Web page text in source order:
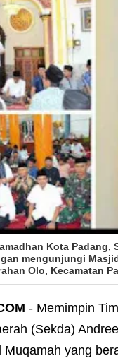
Kota Padang,
mengunjungi
Olo, Kecamatan
- Memimpin
(Sekda)
Muqamah yang